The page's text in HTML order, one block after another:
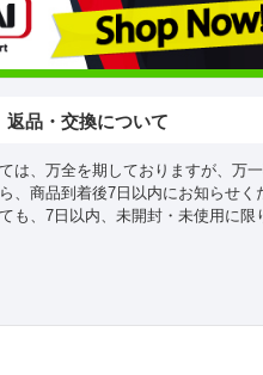
返品・交換について
は、万全を期しておりますが、万
、商品到着後7日以内にお知らせく
も、7日以内、未開封・未使用に限